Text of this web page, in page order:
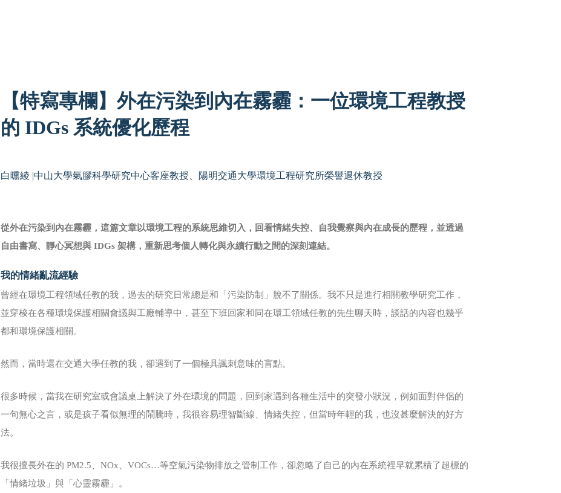
【特寫專欄】外在污染到內在霧霾：一位環境工程教授
的 IDGs 系統優化歷程
白曛綾 |中山大學氣膠科學研究中心客座教授、陽明交通大學環境工程研究所榮譽退休教授
從外在污染到內在霧霾，這篇文章以環境工程的系統思維切入，回看情緒失控、自我覺察與內在成長的歷程，並透過
自由書寫、靜心冥想與 IDGs架構，重新思考個人轉化與永續行動之間的深刻連結。
我的情緒亂流經驗
曾經在環境工程領域任教的我，過去的研究日常總是和「污染防制」脫不了關係。我不只是進行相關教學研究工作，
並穿梭在各種環境保護相關會議與工廠輔導中，甚至下班回家和同在環工領域任教的先生聊天時，談話的內容也幾乎
都和環境保護相關。
然而，當時還在交通大學任教的我，卻遇到了一個極具諷刺意味的盲點。
很多時候，當我在研究室或會議桌上解決了外在環境的問題，回到家遇到各種生活中的突發小狀況，例如面對伴侶的
一句無心之言，或是孩子看似無理的鬧騰時，我很容易理智斷線、情緒失控，但當時年輕的我，也沒甚麼解決的好方
法。
我很擅長外在的 PM2.5、NOx、VOCs…等空氣污染物排放之管制工作，卻忽略了自己的內在系統裡早就累積了超標的
「情緒垃圾」與「心靈霧霾」。